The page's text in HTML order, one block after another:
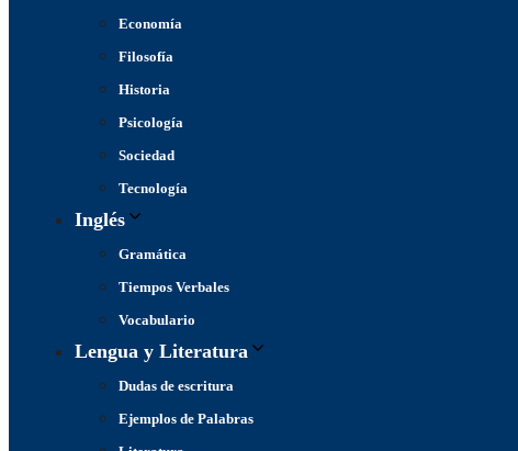
Economía
Filosofía
Historia
Psicología
Sociedad
Tecnología
Inglés
Gramática
Tiempos Verbales
Vocabulario
Lengua y Literatura
Dudas de escritura
Ejemplos de Palabras